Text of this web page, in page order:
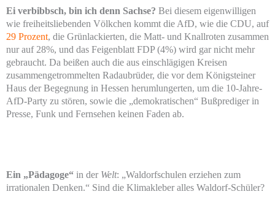
Ei verbibbsch, bin ich denn Sachse? Bei diesem eigenwilligen
wie freiheitsliebenden Völkchen kommt die AfD, wie die CDU, auf
29 Prozent, die Grünlackierten, die Matt- und Knallroten zusammen
nur auf 28%, und das Feigenblatt FDP (4%) wird gar nicht mehr
gebraucht. Da beißen auch die aus einschlägigen Kreisen
zusammengetrommelten Radaubrüder, die vor dem Königsteiner
Haus der Begegnung in Hessen herumlungerten, um die 10-Jahre-
AfD-Party zu stören, sowie die „demokratischen“ Bußprediger in
Presse, Funk und Fernsehen keinen Faden ab.
Ein „Pädagoge“ in der Welt: „Waldorfschulen erziehen zum
irrationalen Denken.“ Sind die Klimakleber alles Waldorf-Schüler?